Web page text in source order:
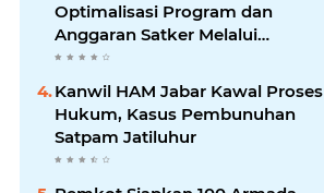
Optimalisasi Program dan
Anggaran Satker Melalui
Evaluasi Kinerja
Kanwil HAM Jabar Kawal Proses
Hukum, Kasus Pembunuhan
Satpam Jatiluhur